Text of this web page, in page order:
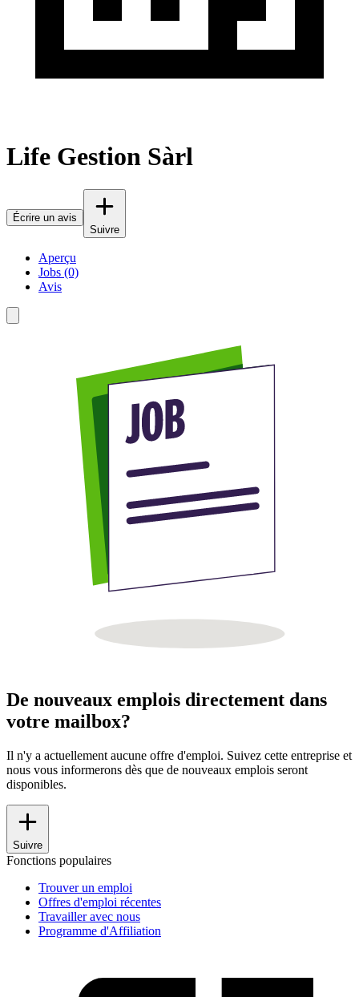
Life Gestion Sàrl
Écrire un avis
Suivre
Aperçu
Jobs (0)
Avis
De nouveaux emplois directement dans
votre mailbox?
Il n'y a actuellement aucune offre d'emploi. Suivez cette entreprise et
nous vous informerons dès que de nouveaux emplois seront
disponibles.
Suivre
Fonctions populaires
Trouver un emploi
Offres d'emploi récentes
Travailler avec nous
Programme d'Affiliation